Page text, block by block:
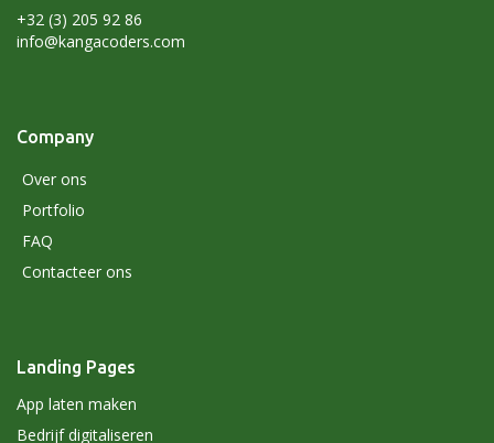
+32 (3) 205 92 86
info@kangacoders.com
Company
Over ons
Portfolio
FAQ
Contacteer ons
Landing Pages
App laten maken
Bedrijf digitaliseren